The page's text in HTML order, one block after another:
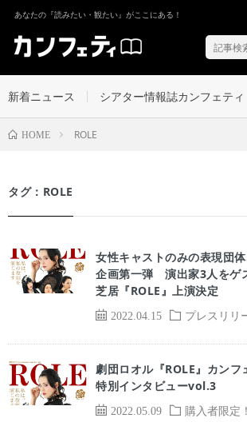
あなたの『読みたい・観たい』がここにある！
新着ニュース シアター情報誌カンフェティ
HOME ROLE
タグ：ROLE
2022.04.15 プレスリリ
女性キャストのみの表現団
企画第一弾 演出家3人をゲ
芝居『ROLE』上演決定
2022.05.09 購入者限定
劇団ロオル『ROLE』カンフ
特別インタビューvol.3